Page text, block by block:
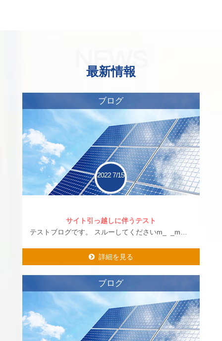
NEWS
最新情報
ブログ
2022 7/15
サイト引っ越しに伴うテスト
テストブログです。 スルーしてくださいm_ _m…
詳細を見る
詳細を見る
ブログ